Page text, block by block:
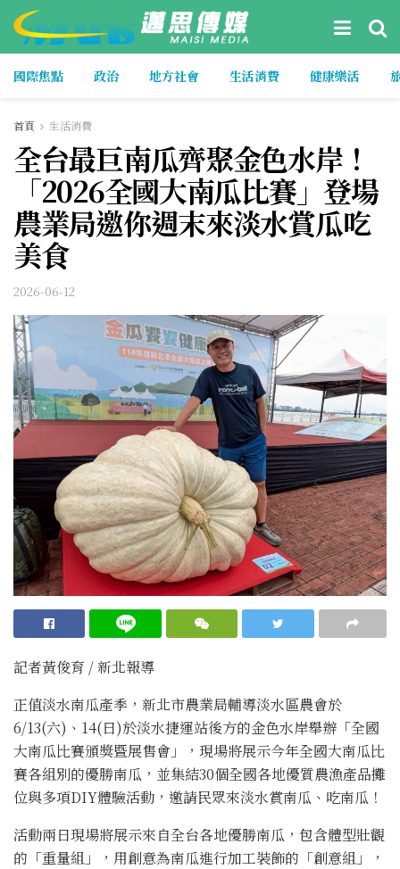
國際焦點 政治 地方社會 生活消費 健康樂活
首頁 生活消費
全台最巨南瓜齊聚金色水岸！
「2026全國大南瓜比賽」登場
農業局邀你週末來淡水賞瓜吃
美食
2026-06-12
記者黃俊育 / 新北報導
正值淡水南瓜產季，新北市農業局輔導淡水區農會於
6/13(六)、14(日)於淡水捷運站後方的金色水岸舉辦「全國
大南瓜比賽頒獎暨展售會」，現場將展示今年全國大南瓜比
賽各組別的優勝南瓜，並集結30個全國各地優質農漁產品攤
位與多項DIY體驗活動，邀請民眾來淡水賞南瓜、吃南瓜！
活動兩日現場將展示來自全台各地優勝南瓜，包含體型壯觀
的「重量組」，用創意為南瓜進行加工裝飾的「創意組」，